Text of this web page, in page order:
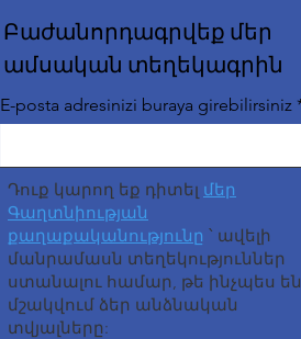
Բաժանորդագրվեք մեր
ամսական տեղեկագրին
E-posta adresinizi buraya girebilirsiniz
Դուք կարող եք դիտել մեր
Գաղտնիության
քաղաքականությունը ՝ ավելի
մանրամասն տեղեկություններ
ստանալու համար, թե ինչպես են
մշակվում ձեր անձնական
տվյալները: